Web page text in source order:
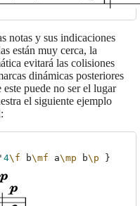
notas y sus indicaciones
están muy cerca, la
evitará las colisiones
dinámicas posteriores
este puede no ser el lugar
el siguiente ejemplo
4\f b\mf a\mp b\p }